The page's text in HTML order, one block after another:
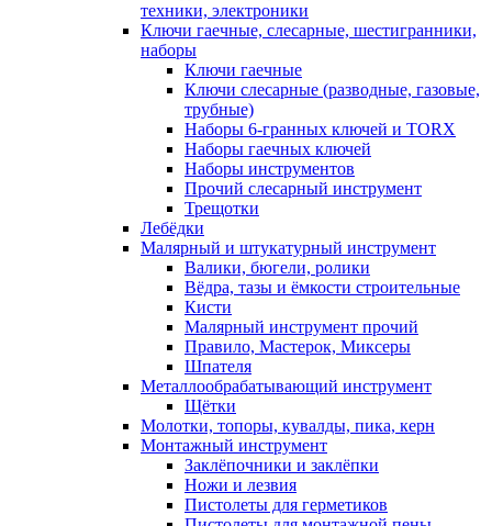
техники, электроники
Ключи гаечные, слесарные, шестигранники,
наборы
Ключи гаечные
Ключи слесарные (разводные, газовые,
трубные)
Наборы 6-гранных ключей и TORX
Наборы гаечных ключей
Наборы инструментов
Прочий слесарный инструмент
Трещотки
Лебёдки
Малярный и штукатурный инструмент
Валики, бюгели, ролики
Вёдра, тазы и ёмкости строительные
Кисти
Малярный инструмент прочий
Правило, Мастерок, Миксеры
Шпателя
Металлообрабатывающий инструмент
Щётки
Молотки, топоры, кувалды, пика, керн
Монтажный инструмент
Заклёпочники и заклёпки
Ножи и лезвия
Пистолеты для герметиков